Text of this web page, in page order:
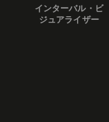
インターバル・ビ
ジュアライザー